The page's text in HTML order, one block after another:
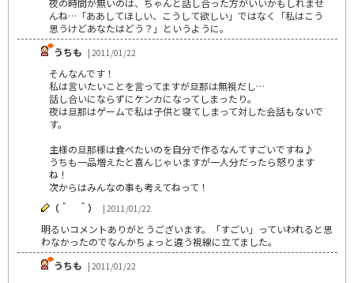
んね…「ああしてほしい、こうして欲しい」ではなく「私はこう
思うけどあなたはどう？」というように。
うちも | 2011/01/22
そんなんです！
私は言いたいことを言ってますが旦那は無視だし…
話し合いにならずにケンカになってしまったり。
夜は旦那はゲームで私は子供と寝てしまって対した会話もないで
す。
主様の旦那様は食べたいのを自分で作るなんてすごいですね♪
うちも一品増えたと喜んじゃいますが一人分だったら怒ります
ね！
次からはみんなの事も考えてねって！
（＾ ＾）
| 2011/01/22
明るいコメントありがとうございます。「すごい」っていわれると思
わなかったのでなんかちょっと違う視線に立てました。
うちも | 2011/01/22